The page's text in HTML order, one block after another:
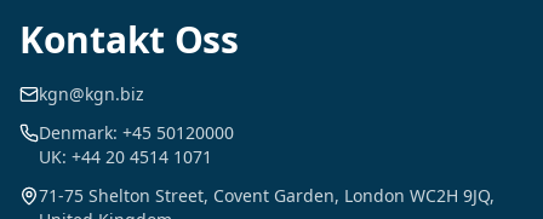
Kontakt Oss
kgn@kgn.biz
Denmark: +45 50120000
UK: +44 20 4514 1071
71-75 Shelton Street, Covent Garden, London WC2H 9JQ,